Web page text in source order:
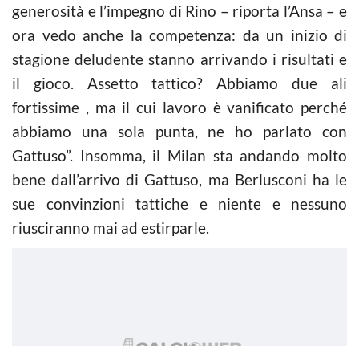
generosità e l’impegno di Rino – riporta l’Ansa – e
ora vedo anche la competenza: da un inizio di
stagione deludente stanno arrivando i risultati e
il gioco. Assetto tattico? Abbiamo due ali
fortissime , ma il cui lavoro è vanificato perché
abbiamo una sola punta, ne ho parlato con
Gattuso”. Insomma, il Milan sta andando molto
bene dall’arrivo di Gattuso, ma Berlusconi ha le
sue convinzioni tattiche e niente e nessuno
riusciranno mai ad estirparle.